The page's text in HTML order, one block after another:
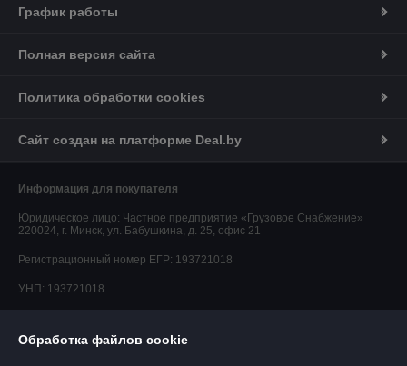
График работы
Полная версия сайта
Политика обработки cookies
Сайт создан на платформе Deal.by
Информация для покупателя
Юридическое лицо: Частное предприятие «Грузовое Снабжение»
220024, г. Минск, ул. Бабушкина, д. 25, офис 21
Регистрационный номер ЕГР: 193721018
УНП: 193721018
Дата регистрации компании: 09.11.2023
Обработка файлов cookie